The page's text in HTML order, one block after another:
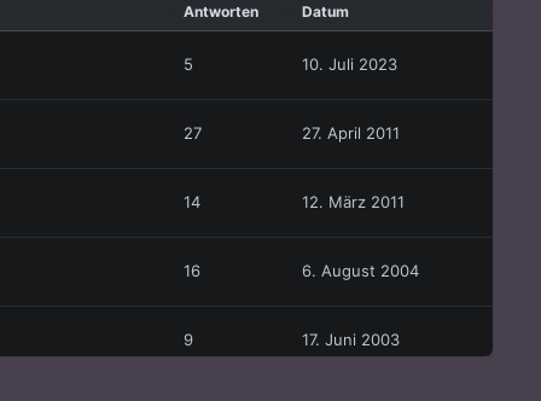
Antworten Datum
5 10. Juli 2023
27 27. April 2011
14 12. März 2011
16 6. August 2004
9 17. Juni 2003